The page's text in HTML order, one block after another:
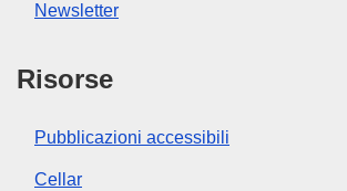
Newsletter
Risorse
Pubblicazioni accessibili
Cellar